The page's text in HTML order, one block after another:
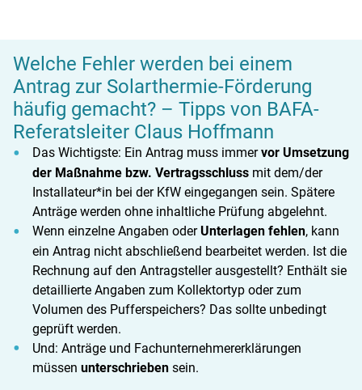
Welche Fehler werden bei einem
Antrag zur Solarthermie-Förderung
häufig gemacht? – Tipps von BAFA-
Referatsleiter Claus Hoffmann
Das Wichtigste: Ein Antrag muss immervor Umsetzung
der Maßnahme bzw. Vertragsschluss mit dem/der
Installateur*in bei der KfW eingegangen sein. Spätere
Anträge werden ohne inhaltliche Prüfung abgelehnt.
Wenn einzelne Angaben oderUnterlagen fehlen, kann
ein Antrag nicht abschließend bearbeitet werden. Ist die
Rechnung auf den Antragsteller ausgestellt? Enthält sie
detaillierte Angaben zum Kollektortyp oder zum
Volumen des Pufferspeichers? Das sollte unbedingt
geprüft werden.
Und: Anträge und Fachunternehmererklärungen
müssen unterschrieben sein.